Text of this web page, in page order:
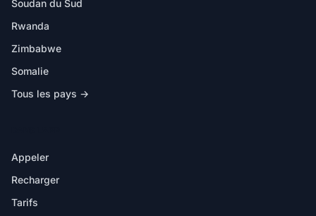
Soudan du Sud
Rwanda
Zimbabwe
Somalie
Tous les pays →
Appeler
Recharger
Tarifs